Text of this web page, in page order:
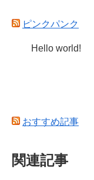
ピンクパンク
Hello world!
おすすめ記事
関連記事